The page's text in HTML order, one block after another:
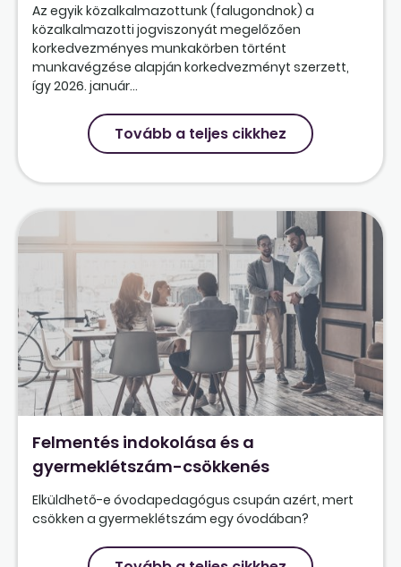
Az egyik közalkalmazottunk (falugondnok) a
közalkalmazotti jogviszonyát megelőzően
korkedvezményes munkakörben történt
munkavégzése alapján korkedvezményt szerzett,
így 2026. január...
Tovább a teljes cikkhez
Felmentés indokolása és a
gyermeklétszám-csökkenés
Elküldhető-e óvodapedagógus csupán azért, mert
csökken a gyermeklétszám egy óvodában?